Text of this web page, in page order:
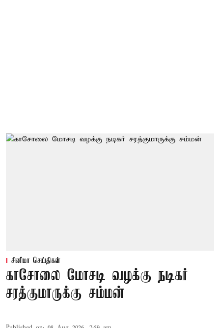
சினிமா செய்திகள்
காசோலை மோசடி வழக்கு நடிகர்
சரத்குமாருக்கு சம்மன்